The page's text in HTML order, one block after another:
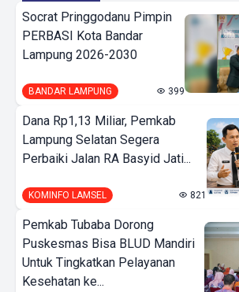
Socrat Pringgodanu Pimpin
PERBASI Kota Bandar
Lampung 2026-2030
BANDAR LAMPUNG 399
Dana Rp1,13 Miliar, Pemkab
Lampung Selatan Segera
Perbaiki Jalan RA Basyid Jati...
KOMINFO LAMSEL 821
Pemkab Tubaba Dorong
Puskesmas Bisa BLUD Mandiri
Untuk Tingkatkan Pelayanan
Kesehatan ke...